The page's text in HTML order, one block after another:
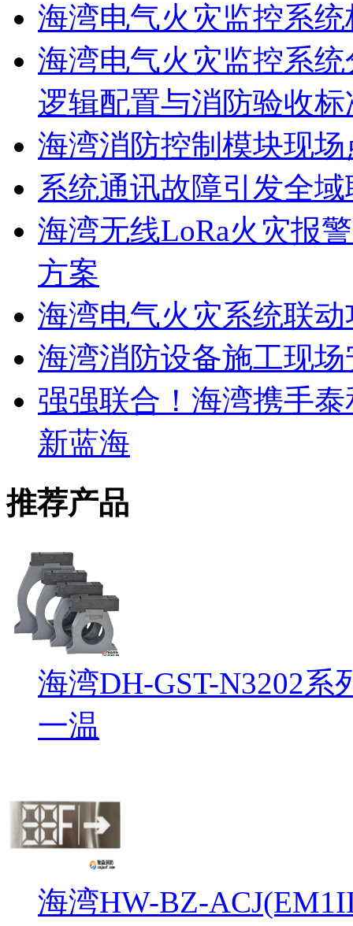
海湾电气火灾监控系
海湾电气火灾监控系
逻辑配置与消防验收标
海湾消防控制模块现
系统通讯故障引发全
海湾无线LoRa火灾报
方案
海湾电气火灾系统联
海湾消防设备施工现
强强联合！海湾携手
新蓝海
推荐产品
海湾DH-GST-N3202
一温
海湾HW-BZ-